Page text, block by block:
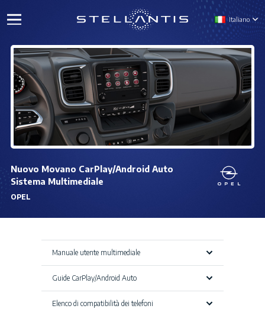
Italiano
Nuovo Movano CarPlay/Android Auto
Sistema Multimediale
OPEL
Manuale utente multimediale
Guide CarPlay/Android Auto
Elenco di compatibilità dei telefoni